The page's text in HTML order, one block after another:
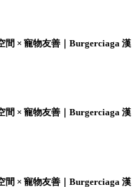
間 × 寵物友善｜Burgerciaga 漢
間 × 寵物友善｜Burgerciaga 漢
間 × 寵物友善｜Burgerciaga 漢